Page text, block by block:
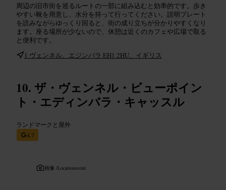
周辺の旧市街を巡るルートの一部に組み込むと効率的です。歩き
やすい靴を用意し、水分を持って行ってください。説明プレート
を読みながらゆっくり回ると、街の成り立ちが分かりやすくなり
ます。座る場所が少ないので、休憩は近くのカフェや広場で取る
と便利です。
1 ヴェンネル、エジンバラ EH1 2HU、イギリス
ザ・ヴェンネル・ビューポイン
ト・エディンバラ・キャッスル
ランドマークと屋外
4.7
画像 /Locationscout